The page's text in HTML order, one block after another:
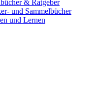
& Ratgeber
und Sammelbücher
und Lernen